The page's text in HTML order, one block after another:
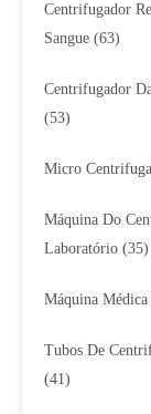
Centrifugador
Sangue (63)
Centrifugador
(53)
Micro
Máquina Do
Laboratório (35)
Máquina
Tubos De
(41)